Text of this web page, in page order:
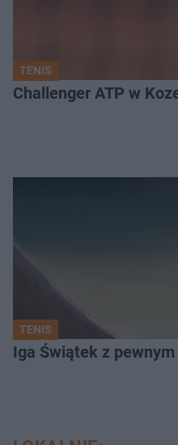
TENIS
Challenger ATP w
TENIS
Iga Świątek z